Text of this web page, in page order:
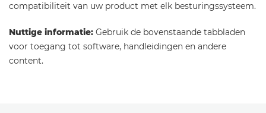
compatibiliteit van uw product met elk besturingssysteem.
Nuttige informatie: Gebruik de bovenstaande tabbladen
voor toegang tot software, handleidingen en andere
content.